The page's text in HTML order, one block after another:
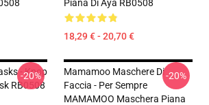
Piana Di Aya RB0508
18,29 € - 20,70 €
- Kpop
RB0508
-20%
Mamamoo Maschere Di
Faccia - Per Sempre
MAMAMOO Maschera Piana
-20%